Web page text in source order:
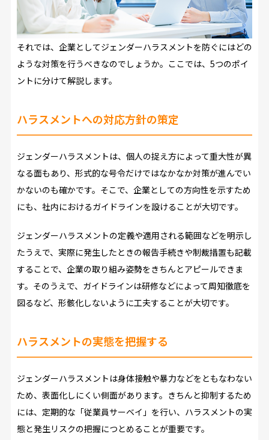
それでは、企業としてジェンダーハラスメントを防ぐにはどの
ような対策を行うべきなのでしょうか。ここでは、5つのポイ
ントに分けて解説します。
ハラスメントへの対応方針の策定
ジェンダーハラスメントは、個人の捉え方によって重大性が異
なる面もあり、形式的な号令だけではなかなか対策が進んでい
かないのも確かです。そこで、企業としての方向性を示すため
にも、社内におけるガイドラインを設けることが大切です。
ジェンダーハラスメントの定義や適用される範囲などを明示し
たうえで、実際に発生したときの報告手続きや制裁措置も記載
することで、企業の取り組み姿勢をきちんとアピールできま
す。そのうえで、ガイドラインは研修などによって周知徹底を
図るなど、形骸化しないように工夫することが大切です。
ハラスメントの実態を把握する
ジェンダーハラスメントは身体接触や暴力などをともなわない
ため、表面化しにくい側面があります。きちんと抑制するため
には、定期的な「従業員サーベイ」を行い、ハラスメントの実
態と発生リスクの把握につとめることが重要です。